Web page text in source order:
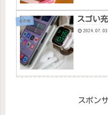
その他 スゴい充
2024.07.03
スポン